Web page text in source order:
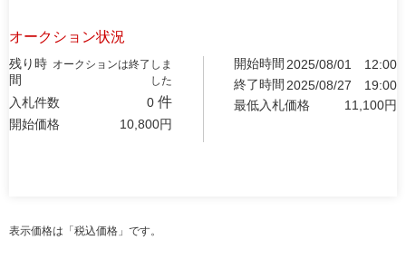
オークション状況
残り時
間
オークションは終了しま
した
入札件数 0 件
開始価格 10,800円
開始時間 2025/08/01
12:00
終了時間 2025/08/27
19:00
最低入札価格
11,100円
表示価格は「税込価格」です。